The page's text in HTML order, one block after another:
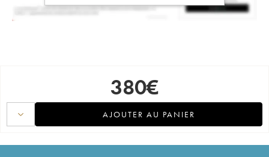
380€
AJOUTER AU PANIER